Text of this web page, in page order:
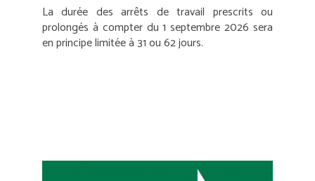
La durée des arrêts de travail prescrits ou
prolongés à compter du 1 septembre 2026 sera
en principe limitée à 31 ou 62 jours.